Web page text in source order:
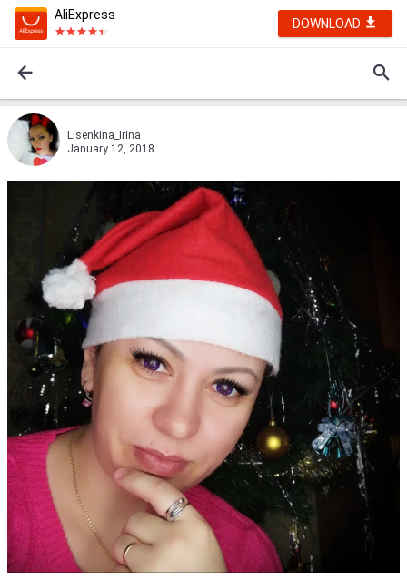
AliExpress
DOWNLOAD
Lisenkina_Irina
January 12, 2018